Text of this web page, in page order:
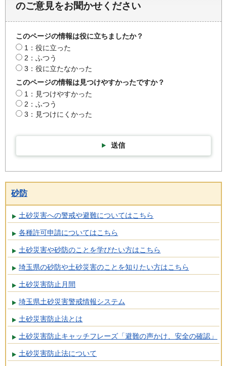
のご意見をお聞かせください
このページの情報は役に立ちましたか？
1：役に立った
2：ふつう
3：役に立たなかった
このページの情報は見つけやすかったですか？
1：見つけやすかった
2：ふつう
3：見つけにくかった
送信
砂防
土砂災害への警戒や避難についてはこちら
各種許可申請についてはこちら
土砂災害や砂防のことを学びたい方はこちら
埼玉県の砂防や土砂災害のことを知りたい方はこちら
土砂災害防止月間
埼玉県土砂災害警戒情報システム
土砂災害防止法とは
土砂災害防止キャッチフレーズ「避難の声かけ、安全の確認」
土砂災害防止法について